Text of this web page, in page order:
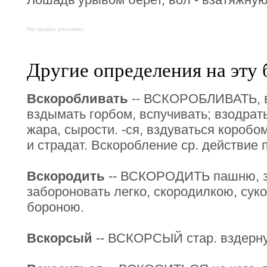
На правах рекламы:
Другие определения на эту
Вскоробливать -- ВСКОРОБЛИВАТЬ,
вздымать горбом, вспучивать;
жара, сырости. -ся, вздуваться
и страдат. Вскоробление ср. действие
Вскородить -- ВСКОРОДИТЬ пашню,
забороновать легко, скородилкою,
бороною.
Вскорсый -- ВСКОРСЫЙ стар.